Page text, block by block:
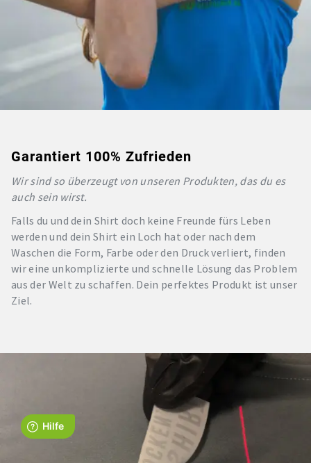
Garantiert 100% Zufrieden
Wir sind so überzeugt von unseren Produkten, das du es
auch sein wirst.
Falls du und dein Shirt doch keine Freunde fürs Leben
werden und dein Shirt ein Loch hat oder nach dem
Waschen die Form, Farbe oder den Druck verliert, finden
wir eine unkomplizierte und schnelle Lösung das Problem
aus der Welt zu schaffen. Dein perfektes Produkt ist unser
Ziel.